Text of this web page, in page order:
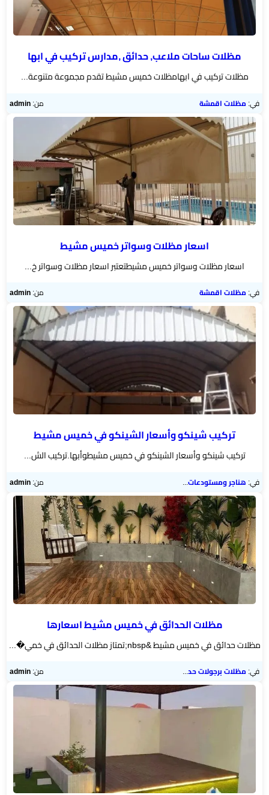
مظلات ساحات ملاعب, حدائق ,مدارس تركيب في ابها
مظلات تركيب في ابهامظلات خميس مشيط تقدم مجموعة متنوعة...
في:مظلات اقمشة من:admin
اسعار مظلات وسواتر خميس مشيط
اسعار مظلات وسواتر خميس مشيطتعتبر اسعار مظلات وسواتر خ...
في:مظلات اقمشة من:admin
تركيب شينكو وأسعار الشينكو في خميس مشيط
تركيب شينكو وأسعار الشينكو في خميس مشيطوأبها.تركيب الش...
في: هناجر ومستودعات الجنوب من:admin
مظلات الحدائق في خميس مشيط اسعارها
مظلات حدائق في خميس مشيط &nbsp;تمتاز مظلات الحدائق في خمي�...
في:مظلات برجولات حدائق من:admin